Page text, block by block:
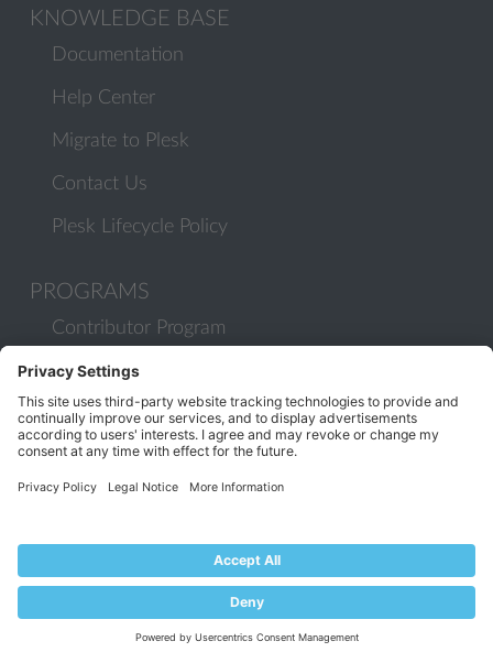
KNOWLEDGE BASE
Documentation
Help Center
Migrate to Plesk
Contact Us
Plesk Lifecycle Policy
PROGRAMS
Contributor Program
Partner Program
COMMUNITY
the Plesk logo are trademarks of WebPros International GmbH.